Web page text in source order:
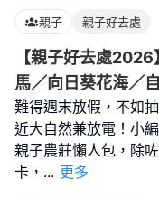
親子 親子好去處
【親子好去處
馬／向日葵花海／
難得週末放假，不如
近大自然兼放電！小
親子農莊懶人包，除
卡， ... 更多